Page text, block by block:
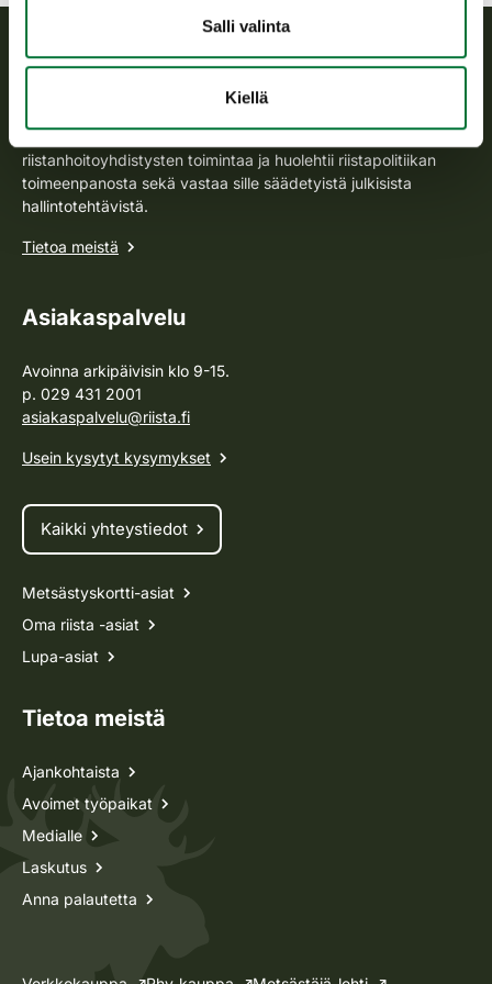
Salli valinta
Kiellä
Suomen riistakeskus edistää kestävää riistataloutta, tukee
riistanhoitoyhdistysten toimintaa ja huolehtii riistapolitiikan
toimeenpanosta sekä vastaa sille säädetyistä julkisista
hallintotehtävistä.
Tietoa meistä
Asiakaspalvelu
Avoinna arkipäivisin klo 9-15.
p. 029 431 2001
asiakaspalvelu@riista.fi
Usein kysytyt kysymykset
Kaikki yhteystiedot
Metsästyskortti-asiat
Oma riista -asiat
Lupa-asiat
Tietoa meistä
Ajankohtaista
Avoimet työpaikat
Medialle
Laskutus
Anna palautetta